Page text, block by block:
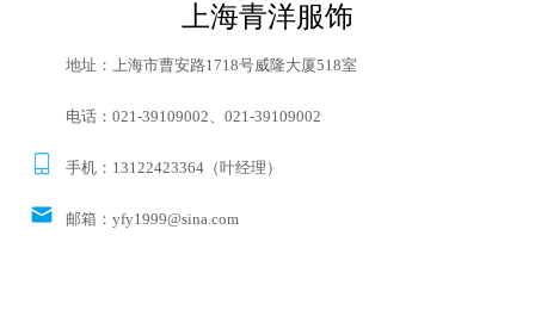
上海青洋服饰
地址：上海市曹安路1718号威隆大厦518室
电话： 021-39109002、 021-39109002
手机： 13122423364 （叶经理）
邮箱： yfy1999@sina.com